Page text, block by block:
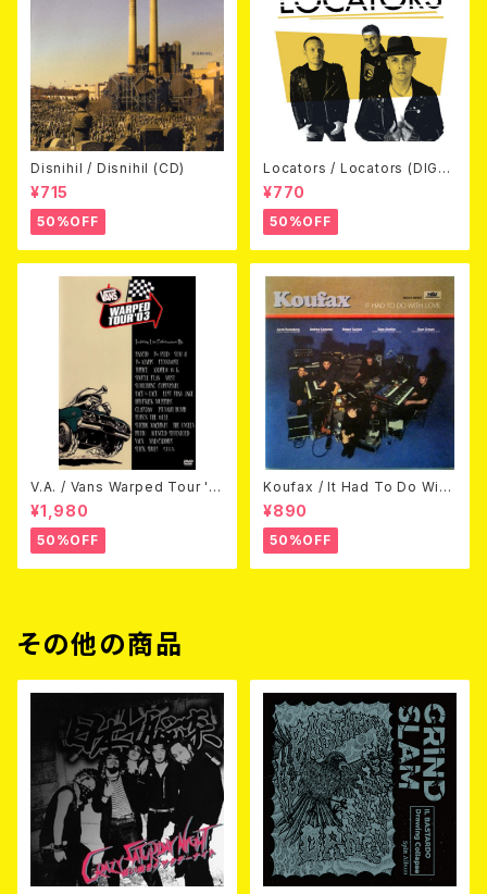
Disnihil / Disnihil (CD)
¥715
50%OFF
Locators / Locators (DIGPA
CK CD)
¥770
50%OFF
V.A. / Vans Warped Tour '0
3 (DVD)
¥1,980
50%OFF
Koufax / It Had To Do With
Love (CD)
¥890
50%OFF
その他の商品